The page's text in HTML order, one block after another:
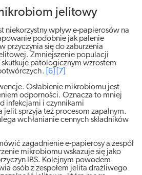
jelitowy
niekorzystny wpływ e-papierosów na
podobnie jak palenie
przyczynia się do zaburzenia
Zmniejszenie populacji
patologicznym wzrostem
[6]
[7]
Osłabienie mikrobiomu jest
odporności. Oznacza to mniej
infekcjami i czynnikami
jelit sprzyja też procesom zapalnym.
wchłanianie cennych składników
zagadnienie e-papierosy a zespół
mikrobiomu wskazuje się jako
IBS. Kolejnym powodem
osób z zespołem jelita drażliwego